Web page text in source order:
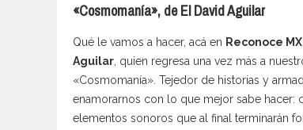
«Cosmomanía», de El David Aguilar
Qué le vamos a hacer, acá en Reconoce MX
Aguilar , quien regresa una vez más a
«Cosmomanía». Tejedor de historias y
enamorarnos con lo que mejor sabe hacer:
elementos sonoros que al final terminarán